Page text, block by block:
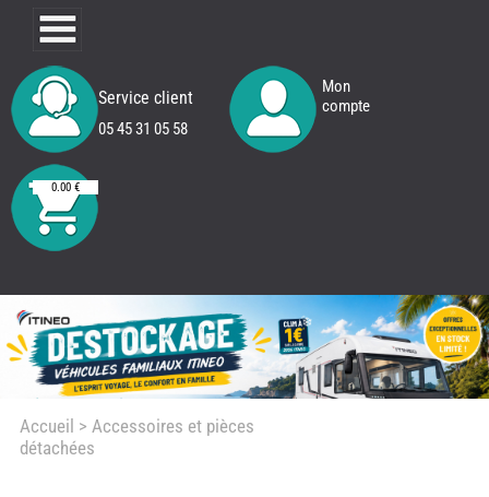
Service client
05 45 31 05 58
Mon
compte
0.00 €
Accueil > Accessoires et pièces
détachées